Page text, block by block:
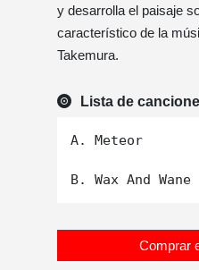
y desarrolla el paisaje
característico de la
Takemura.
Lista de
A. Meteor
Comprar